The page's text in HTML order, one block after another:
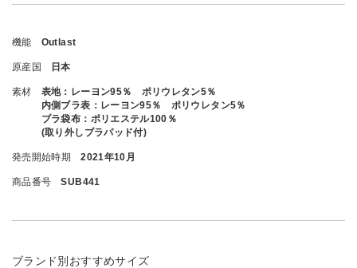
機能 Outlast
原産国 日本
素材
表地：レーヨン95％ ポリウレタン5％
内側ブラ表：レーヨン95％ ポリウレタン5％
ブラ袋布：ポリエステル100％
(取り外しブラパッド付)
発売開始時期 2021年10月
商品番号 SUB441
ブランド別おすすめサイズ